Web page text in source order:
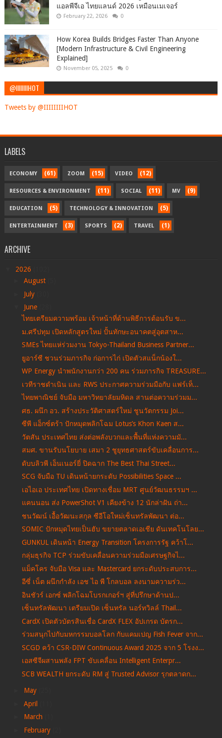
แอลพีจีเอ ไทยแลนด์ 2026 เหมือนเมเจอร์
February 22, 2026 0
How Korea Builds Bridges Faster Than Anyone
[Modern Infrastructure & Civil Engineering
Explained]
November 05, 2025 0
@IIIIIIIIHOT
Tweets by @IIIIIIIIHOT
LABELS
ECONOMY (61) ZOOM (15) VIDEO (12)
RESOURCES & ENVIRONMENT (11) SOCIAL (11) MV (9)
EDUCATION (5) TECHNOLOGY & INNOVATION (5)
ENTERTAINMENT (3) SPORTS (2) TRAVEL (1)
ARCHIVE
2026
August
July
June
ไทยเตรียมความพร้อม เจ้าหน้าที่ด้านพิธีการต้อนรับ ข...
ม.ศรีปทุม เปิดหลักสูตรใหม่ ปั้นทักษะอนาคตสู่อุตสาห...
SMEs ไทยแห่ร่วมงาน Tokyo-Thailand Business Partner...
ยูอาร์ซี ชวนร่วมภารกิจ ก่อการไก่ เปิดตัวสแน็กน้องใ...
WP Energy นำพนักงานกว่า 200 คน ร่วมภารกิจ TREASURE...
เวทีราชดำเนิน และ RWS ประกาศความร่วมมือกับ แฟร์เท็...
ไทยพาณิชย์ จับมือ มหาวิทยาลัยมหิดล สานต่อความร่วมม...
ศธ. ผนึก อว. สร้างประวัติศาสตร์ใหม่ ชูนวัตกรรม Joi...
ซีพี แอ็กซ์ตร้า ปักหมุดพลิกโฉม Lotus’s Khon Kaen ส...
วัตสัน ประเทศไทย ส่งต่อพลังบวกและพื้นที่แห่งความมั...
สมศ. ขานรับนโยบาย เสมา 2 ชูยุทธศาสตร์ขับเคลื่อนการ...
ดับบลิวพี เอ็นเนอร์ยี่ ปิดฉาก The Best Thai Street...
SCG จับมือ TU เดินหน้ายกระดับ Possibilities Space ...
เอไอเอ ประเทศไทย เปิดทางเชื่อม MRT ศูนย์วัฒนธรรมฯ ...
แคนนอน ส่ง PowerShot V1 เคียงข้าง 12 นักล่าฝัน ถ่า...
ชนวัฒน์ เอื้อวัฒนะสกุล ซีอีโอใหม่เซ็นทรัลพัฒนา ต่อ...
SOMIC ปักหมุดไทยเป็นฮับ ขยายตลาดเอเชีย ดันเทคโนโลย...
GUNKUL เดินหน้า Energy Transition โครงการรัฐ คว้าโ...
กลุ่มธุรกิจ TCP ร่วมขับเคลื่อนความร่วมมือเศรษฐกิจไ...
แม็คโคร จับมือ Visa และ Mastercard ยกระดับประสบการ...
อีซี่ เน็ต ผนึกกำลัง เอช ไอ พี โกลบอล ลงนามความร่ว...
อินชัวร์ เอกซ์ พลิกโฉมโบรกเกอร์ฯ สู่ที่ปรึกษาด้านป...
เซ็นทรัลพัฒนา เตรียมเปิด เซ็นทรัล นอร์ทวิลล์ Thail...
CardX เปิดตัวบัตรสินเชื่อ CardX FLEX อัปเกรด บัตรก...
ร่วมสนุกไปกับมหกรรมบอลโลก กับแคมเปญ Fish Fever จาก...
SCGD คว้า CSR-DIW Continuous Award 2025 จาก 5 โรงง...
เอสซีจีผสานพลัง FPT ขับเคลื่อน Intelligent Enterpr...
SCB WEALTH ยกระดับ RM สู่ Trusted Advisor รุกตลาดก...
May
April
March
February